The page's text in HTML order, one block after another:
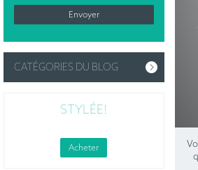
CATÉGORIES DU BLOG
STYLÉE!
Acheter